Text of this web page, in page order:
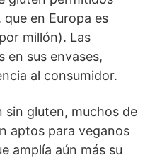
en Europa es
millón). Las
en sus envases,
al consumidor.
sin gluten, muchos de
aptos para veganos
amplía aún más su